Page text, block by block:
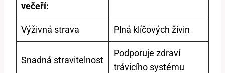
večeří:
Výživná strava Plná klíčových živin
Snadná stravitelnost
Podporuje zdraví
trávicího systému